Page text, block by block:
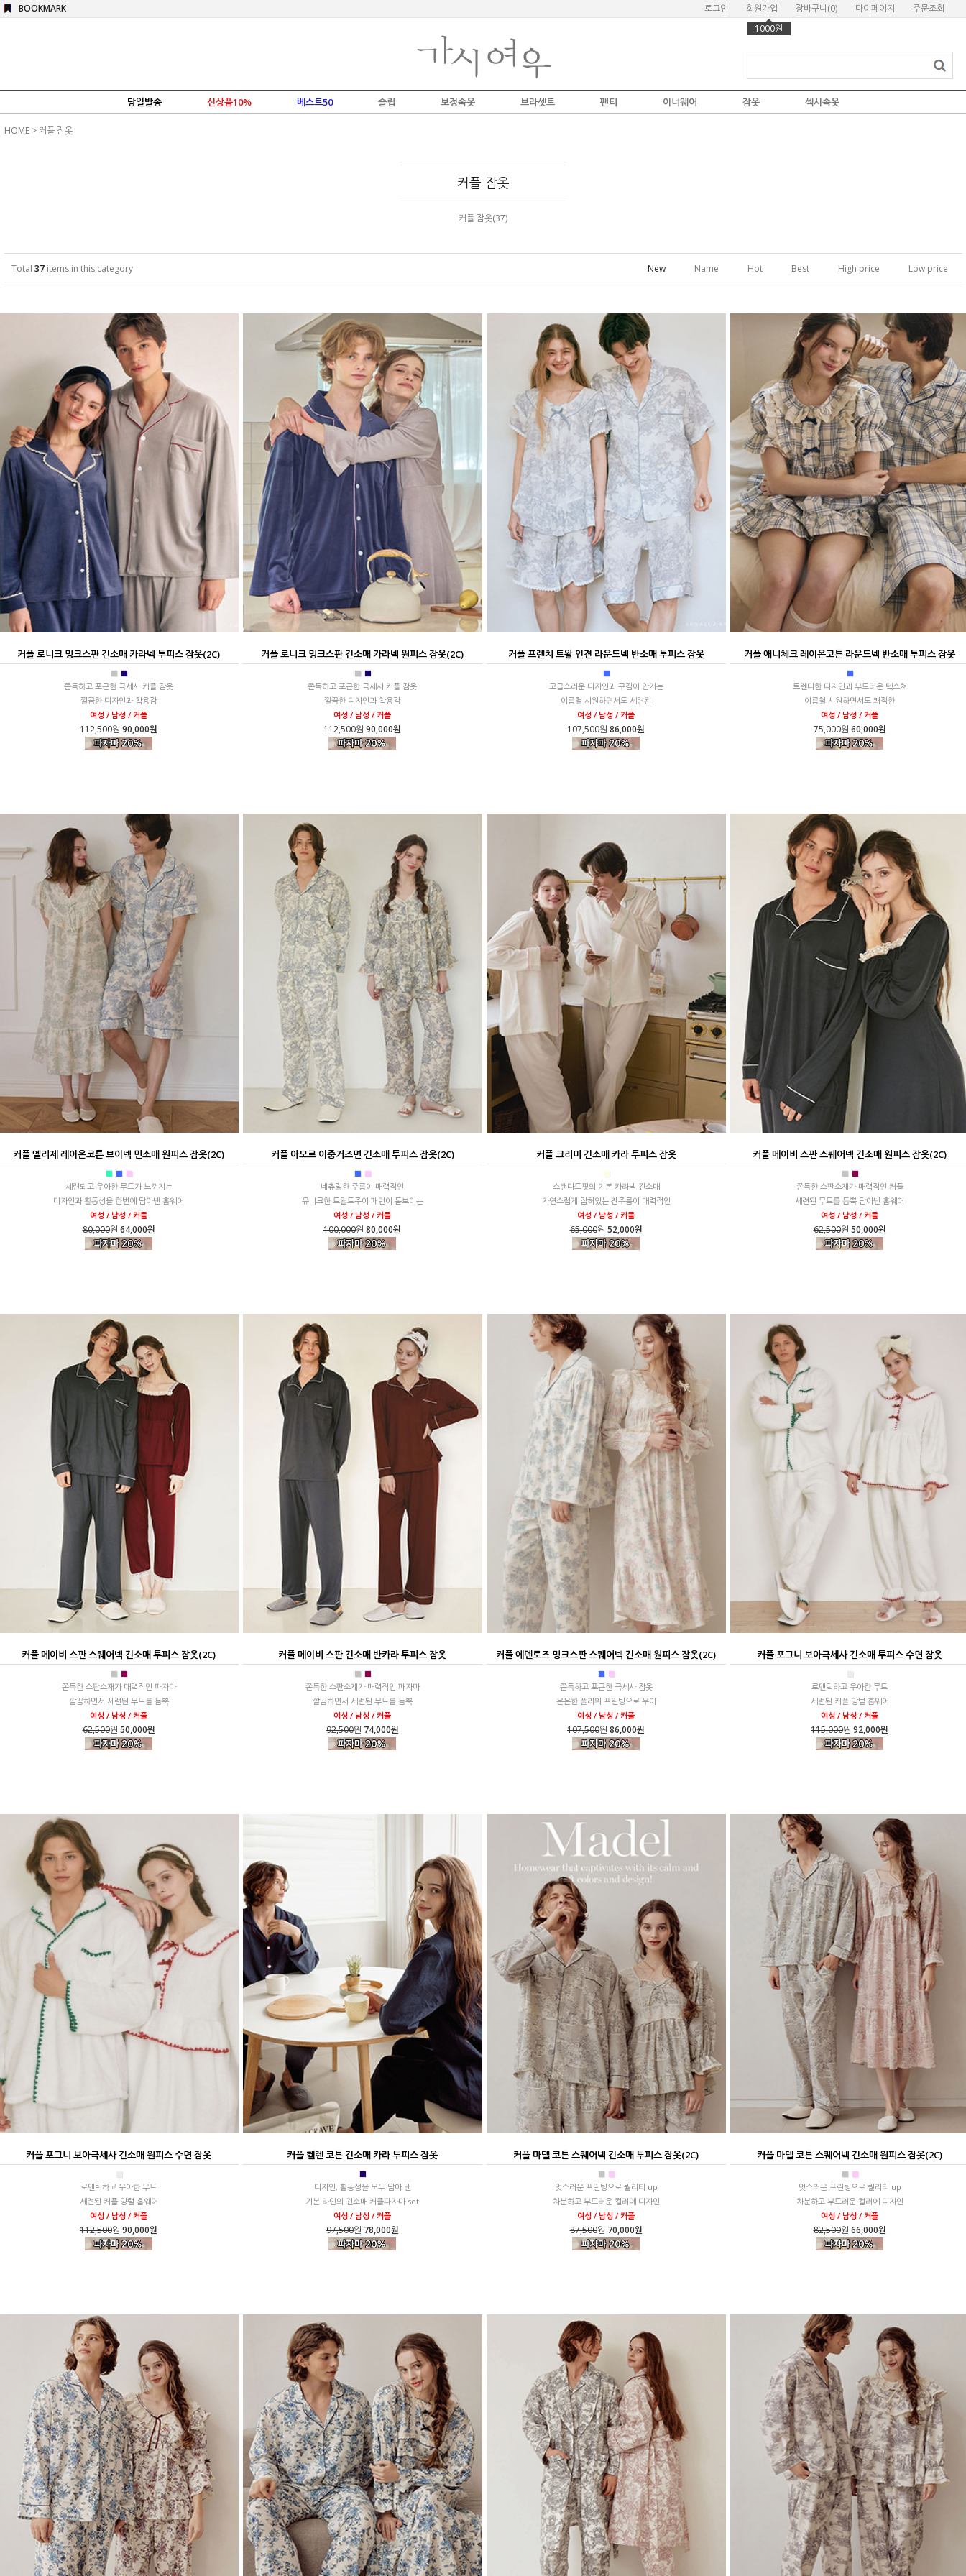
로그인
회원가입
1000원
장바구니(0) 마이페이지 주문조회
BOOKMARK
당일발송 신상품10% 베스트50 슬립 보정속옷 브라셋트 팬티 이너웨어 잠옷 섹시속옷
HOME> 커플 잠옷
커플 잠옷
커플 잠옷(37)
Total 37items in this category New Name Hot Best High price Low price
커플 로니크 밍크스판 긴소매 카라넥 투피스 잠옷(2C)
■ ■
쫀득하고 포근한 극세사 커플 잠옷
깔끔한 디자인과 착용감
여성 / 남성 / 커플
112,500원 90,000원
커플 로니크 밍크스판 긴소매 카라넥 원피스 잠옷(2C)
■ ■
쫀득하고 포근한 극세사 커플 잠옷
깔끔한 디자인과 착용감
여성 / 남성 / 커플
112,500원 90,000원
커플 프렌치 트왈 인견 라운드넥 반소매 투피스 잠옷
■
고급스러운 디자인과 구김이 안가는
여름철 시원하면서도 세련된
여성 / 남성 / 커플
107,500원 86,000원
커플 애니체크 레이온코튼 라운드넥 반소매 투피스 잠옷
■
트렌디한 디자인과 부드러운 텍스쳐
여름철 시원하면서도 쾌적한
여성 / 남성 / 커플
75,000원 60,000원
커플 엘리제 레이온코튼 브이넥 민소매 원피스 잠옷(2C)
■ ■ ■
세련되고 우아한 무드가 느껴지는
디자인과 활동성을 한번에 담아낸 홈웨어
여성 / 남성 / 커플
80,000원 64,000원
커플 아모르 이중거즈면 긴소매 투피스 잠옷(2C)
■ ■
네츄럴한 주름이 매력적인
유니크한 트왈드주이 패턴이 돋보이는
여성 / 남성 / 커플
100,000원 80,000원
커플 크리미 긴소매 카라 투피스 잠옷
■
스탠다드핏의 기본 카라넥 긴소매
자연스럽게 잡혀있는 잔주름이 매력적인
여성 / 남성 / 커플
65,000원 52,000원
커플 메이비 스판 스퀘어넥 긴소매 원피스 잠옷(2C)
■ ■
쫀득한 스판소재가 매력적인 커플
세련된 무드를 듬뿍 담아낸 홈웨어
여성 / 남성 / 커플
62,500원 50,000원
커플 메이비 스판 스퀘어넥 긴소매 투피스 잠옷(2C)
■ ■
쫀득한 스판소재가 매력적인 파자마
깔끔하면서 세련된 무드를 듬뿍
여성 / 남성 / 커플
62,500원 50,000원
커플 메이비 스판 긴소매 반카라 투피스 잠옷
■ ■
쫀득한 스판소재가 매력적인 파자마
깔끔하면서 세련된 무드를 듬뿍
여성 / 남성 / 커플
92,500원 74,000원
커플 에덴로즈 밍크스판 스퀘어넥 긴소매 원피스 잠옷(2C)
■ ■
쫀득하고 포근한 극세사 잠옷
은은한 플라워 프린팅으로 우아
여성 / 남성 / 커플
107,500원 86,000원
커플 포그니 보아극세사 긴소매 투피스 수면 잠옷
■
로맨틱하고 우아한 무드
세련된 커플 양털 홈웨어
여성 / 남성 / 커플
115,000원 92,000원
커플 포그니 보아극세사 긴소매 원피스 수면 잠옷
■
로맨틱하고 우아한 무드
세련된 커플 양털 홈웨어
여성 / 남성 / 커플
112,500원 90,000원
커플 헬렌 코튼 긴소매 카라 투피스 잠옷
■
디자인, 활동성을 모두 담아 낸
기본 라인의 긴소매 커플파자마 set
여성 / 남성 / 커플
97,500원 78,000원
커플 마델 코튼 스퀘어넥 긴소매 투피스 잠옷(2C)
■ ■
멋스러운 프린팅으로 퀄리티 up
차분하고 부드러운 컬러에 디자인
여성 / 남성 / 커플
87,500원 70,000원
커플 마델 코튼 스퀘어넥 긴소매 원피스 잠옷(2C)
■ ■
멋스러운 프린팅으로 퀄리티 up
차분하고 부드러운 컬러에 디자인
여성 / 남성 / 커플
82,500원 66,000원